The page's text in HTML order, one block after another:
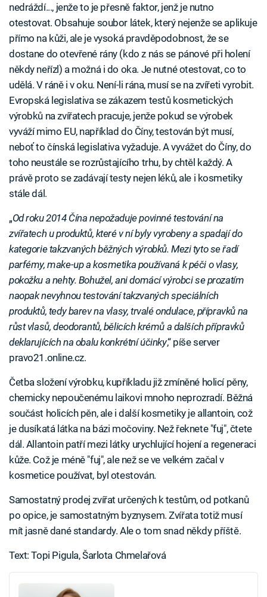
nedráždí..., jenže to je přesně faktor, jenž je nutno
otestovat. Obsahuje soubor látek, který nejenže se aplikuje
přímo na kůži, ale je vysoká pravděpodobnost, že se
dostane do otevřené rány (kdo z nás se pánové při holení
někdy neřízl) a možná i do oka. Je nutné otestovat, co to
udělá. V ráně i v oku. Není-li rána, musí se na zvířeti vyrobit.
Evropská legislativa se zákazem testů kosmetických
výrobků na zvířatech pracuje, jenže pokud se výrobek
vyváží mimo EU, například do Číny, testován být musí,
neboť to čínská legislativa vyžaduje. A vyvážet do Číny, do
toho neustále se rozrůstajícího trhu, by chtěl každý. A
právě proto se zadávají testy nejen léků, ale i kosmetiky
stále dál.
„Od roku 2014 Čína nepožaduje povinné testování na
zvířatech u produktů, které v ní byly vyrobeny a spadají do
kategorie takzvaných běžných výrobků. Mezi tyto se řadí
parfémy, make-up a kosmetika používaná k péči o vlasy,
pokožku a nehty. Bohužel, ani domácí výrobci se prozatím
naopak nevyhnou testování takzvaných speciálních
produktů, tedy barev na vlasy, trvalé ondulace, přípravků na
růst vlasů, deodorantů, bělicích krémů a dalších přípravků
deklarujících na obalu konkrétní účinky,“ píše server
pravo21.online.cz.
Četba složení výrobku, kupříkladu již zmíněné holicí pěny,
chemicky nepoučenému laikovi mnoho neprozradí. Běžná
součást holicích pěn, ale i další kosmetiky je allantoin, což
je dusíkatá látka na bázi močoviny. Než řeknete "fuj", čtete
dál. Allantoin patří mezi látky urychlující hojení a regeneraci
kůže. Což je méně "fuj", ale než se ve velkém začal v
kosmetice používat, byl otestován.
Samostatný prodej zvířat určených k testům, od potkanů
po opice, je samostatným byznysem. Zvířata totiž musí
mít jasně dané standardy. Ale o tom snad někdy příště.
Text: Topi Pigula, Šarlota Chmelařová